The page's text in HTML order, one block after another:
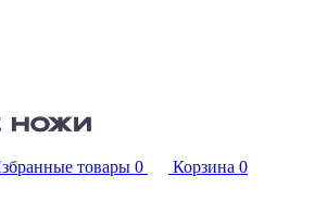
товары 0 Корзина 0